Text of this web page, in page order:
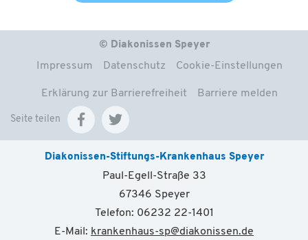
© Diakonissen Speyer
Impressum Datenschutz Cookie-Einstellungen
Erklärung zur Barrierefreiheit Barriere melden
Seite teilen
Diakonissen-Stiftungs-Krankenhaus Speyer
Paul-Egell-Straße 33
67346 Speyer
Telefon: 06232 22-1401
E-Mail: krankenhaus-sp@diakonissen.de